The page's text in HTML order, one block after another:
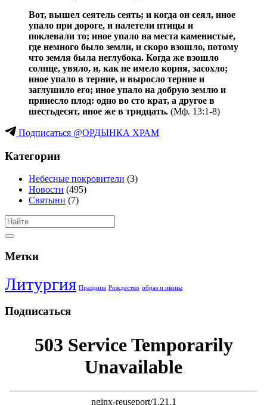
Вот, вышел сеятель сеять; и когда он сеял, иное
упало при дороге, и налетели птицы и
поклевали то; иное упало на места каменистые,
где немного было земли, и скоро взошло, потому
что земля была неглубока. Когда же взошло
солнце, увяло, и, как не имело корня, засохло;
иное упало в терние, и выросло терние и
заглушило его; иное упало на добрую землю и
принесло плод: одно во сто крат, а другое в
шестьдесят, иное же в тридцать. (Мф. 13:1-8)
Подписаться @ОРДЫНКА ХРАМ
Категории
Небесные покровители (3)
Новости (495)
Святыни (7)
Метки
Литургия Праздник Рождество образ и иконы
Подписаться